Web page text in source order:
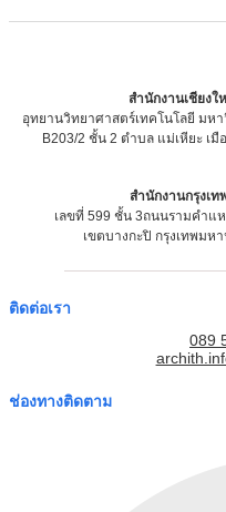
สำนักงานเชียงใ
อุทยานวิทยาศาสตร์เทคโนโลยี มห
B203/2 ชั้น 2 ตำบล แม่เหียะ เมื
สำนักงานกรุงเท
เลขที่ 599 ชั้น 3ถนนรามคำแ
เขตบางกะปิ กรุงเทพมห
ติดต่อเรา
089
ช่องทางติดตาม